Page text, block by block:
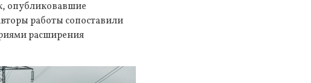
опубликовавшие
работы сопоставили
расширения